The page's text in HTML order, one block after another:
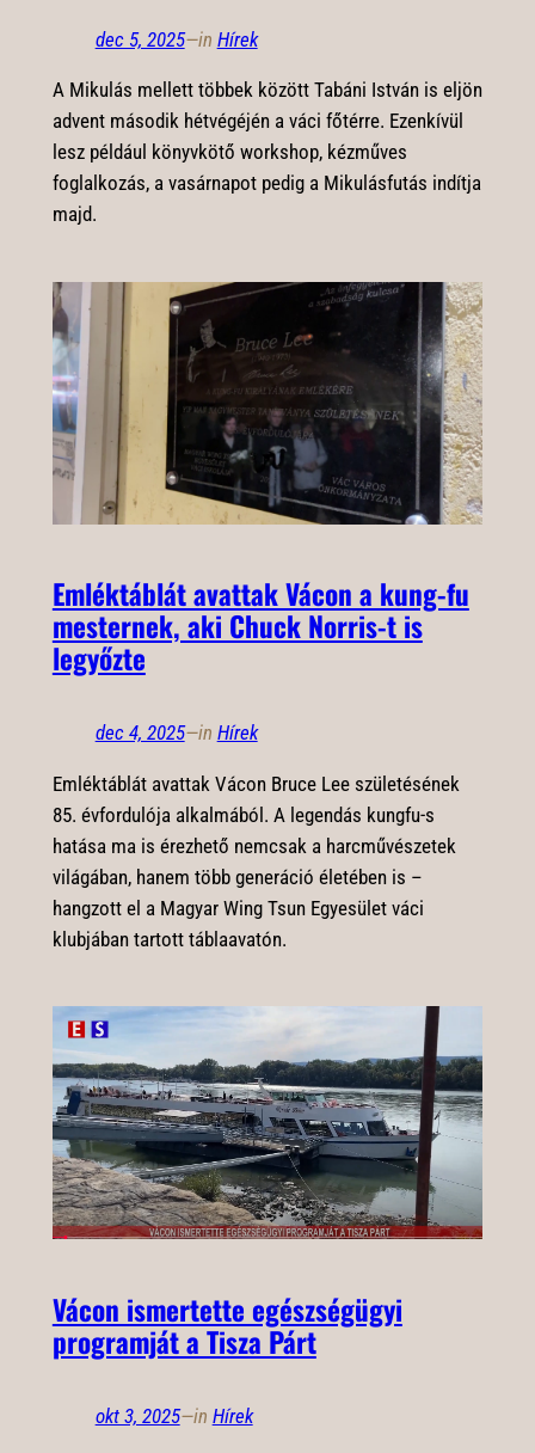
dec 5, 2025—in Hírek
A Mikulás mellett többek között Tabáni István is eljön
advent második hétvégéjén a váci főtérre. Ezenkívül
lesz például könyvkötő workshop, kézműves
foglalkozás, a vasárnapot pedig a Mikulásfutás indítja
majd.
Emléktáblát avattak Vácon a kung-fu
mesternek, aki Chuck Norris-t is
legyőzte
dec 4, 2025—in Hírek
Emléktáblát avattak Vácon Bruce Lee születésének
85. évfordulója alkalmából. A legendás kungfu-s
hatása ma is érezhető nemcsak a harcművészetek
világában, hanem több generáció életében is –
hangzott el a Magyar Wing Tsun Egyesület váci
klubjában tartott táblaavatón.
Vácon ismertette egészségügyi
programját a Tisza Párt
okt 3, 2025—in Hírek